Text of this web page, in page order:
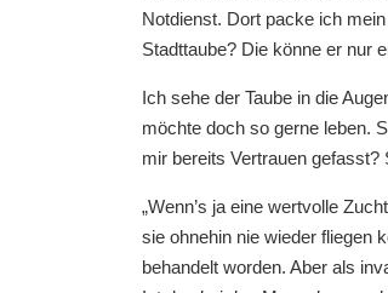
Notdienst. Dort packe ich
Stadttaube? Die könne er nur
Ich sehe der Taube in die
möchte doch so gerne leben.
mir bereits Vertrauen
„Wenn’s ja eine wertvolle
sie ohnehin nie wieder fliegen
behandelt worden. Aber als